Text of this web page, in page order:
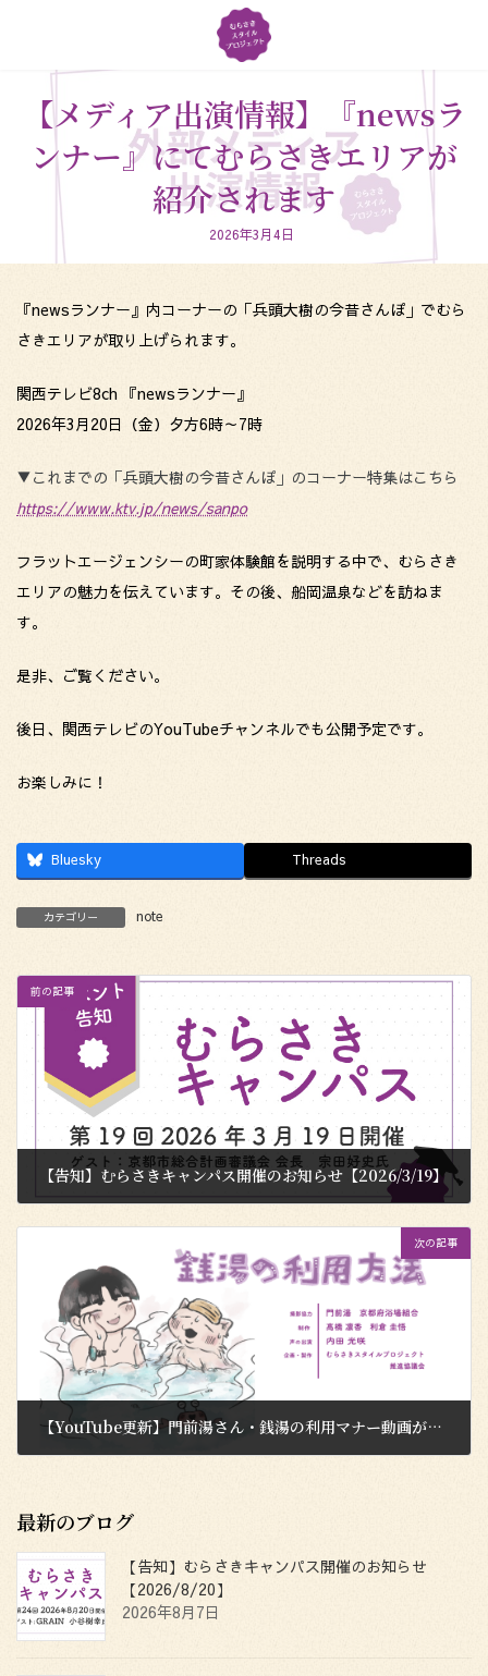
【メディア出演情報】『newsラ
ンナー』にてむらさきエリアが
紹介されます
2026年3月4日
『newsランナー』内コーナーの「兵頭大樹の今昔さんぽ」でむら
さきエリアが取り上げられます。
関西テレビ8ch 『newsランナー』
2026年3月20日（金）夕方6時～7時
▼これまでの「兵頭大樹の今昔さんぽ」のコーナー特集はこちら
https://www.ktv.jp/news/sanpo
フラットエージェンシーの町家体験館を説明する中で、むらさき
エリアの魅力を伝えています。その後、船岡温泉などを訪ねま
す。
是非、ご覧ください。
後日、関西テレビのYouTubeチャンネルでも公開予定です。
お楽しみに！
Bluesky Threads
カテゴリー note
前の記事
【告知】むらさきキャンパス開催のお知らせ【2026/3/19】
次の記事
【YouTube更新】門前湯さん・銭湯の利用マナー動画がアップロードされました！
最新のブログ
【告知】むらさきキャンパス開催のお知らせ
【2026/8/20】
2026年8月7日